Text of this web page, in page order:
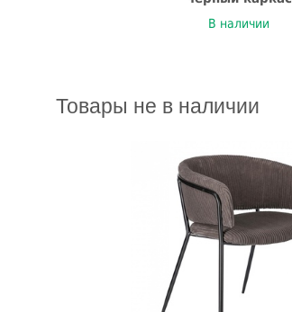
В наличии
Товары не в наличии